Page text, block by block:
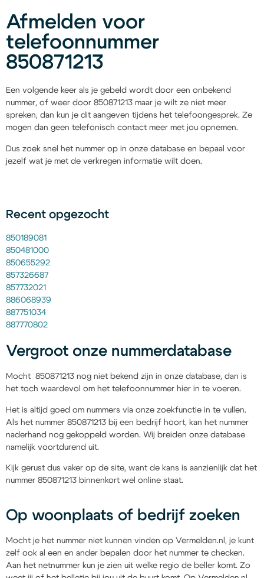
Afmelden voor
telefoonnummer
850871213
Een volgende keer als je gebeld wordt door een onbekend
nummer, of weer door 850871213 maar je wilt ze niet meer
spreken, dan kun je dit aangeven tijdens het telefoongesprek. Ze
mogen dan geen telefonisch contact meer met jou opnemen.
Dus zoek snel het nummer op in onze database en bepaal voor
jezelf wat je met de verkregen informatie wilt doen.
Recent opgezocht
850189081
850481000
850655292
857326687
857732021
886068939
887751034
887770802
Vergroot onze nummerdatabase
Mocht 850871213 nog niet bekend zijn in onze database, dan is
het toch waardevol om het telefoonnummer hier in te voeren.
Het is altijd goed om nummers via onze zoekfunctie in te vullen.
Als het nummer 850871213 bij een bedrijf hoort, kan het nummer
naderhand nog gekoppeld worden. Wij breiden onze database
namelijk voortdurend uit.
Kijk gerust dus vaker op de site, want de kans is aanzienlijk dat het
nummer 850871213 binnenkort wel online staat.
Op woonplaats of bedrijf zoeken
Mocht je het nummer niet kunnen vinden op Vermelden.nl, je kunt
zelf ook al een en ander bepalen door het nummer te checken.
Aan het netnummer kun je zien uit welke regio de beller komt. Zo